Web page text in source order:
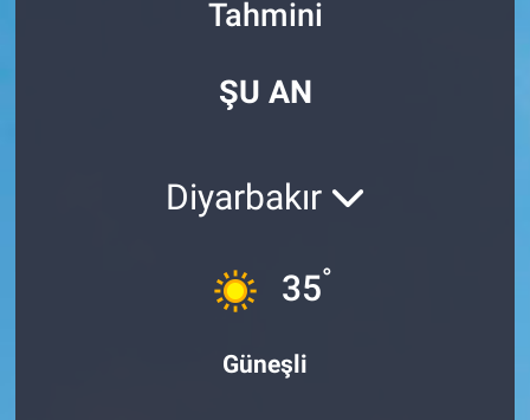
Tahmini
ŞU AN
Diyarbakır
35°
Güneşli